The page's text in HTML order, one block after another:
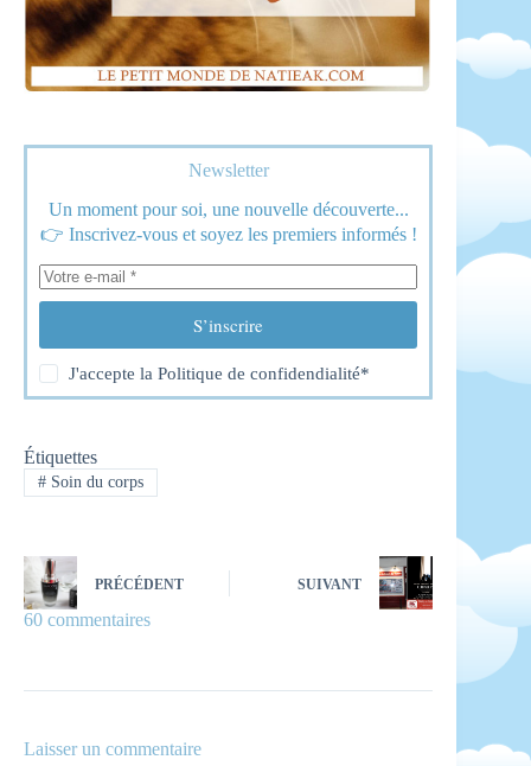
Newsletter
Un moment pour soi, une nouvelle découverte...
👉 Inscrivez-vous et soyez les premiers informés !
S’inscrire
J'accepte laPolitique de confidendialité*
Étiquettes
#Soin du corps
PRÉCÉDENT SUIVANT
60 commentaires
Laisser un commentaire